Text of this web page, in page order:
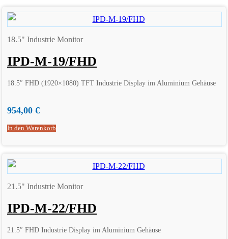
18.5" Industrie Monitor
IPD-M-19/FHD
18.5″ FHD (1920×1080) TFT Industrie Display im Aluminium Gehäuse
954,00 €
In den Warenkorb
21.5" Industrie Monitor
IPD-M-22/FHD
21.5″ FHD Industrie Display im Aluminium Gehäuse